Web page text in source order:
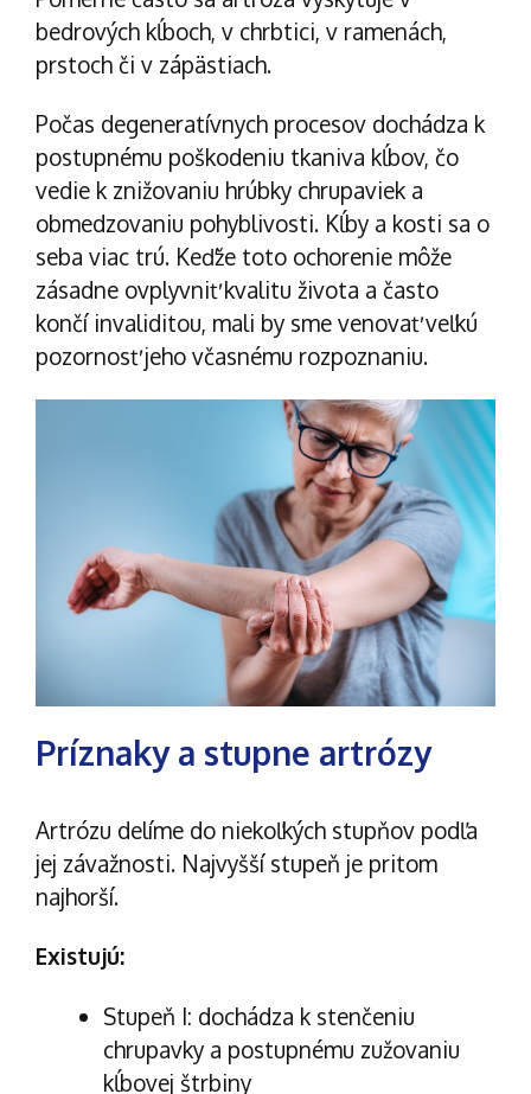
bedrových kĺboch, v chrbtici, v ramenách,
prstoch či v zápästiach.
Počas degeneratívnych procesov dochádza k
postupnému poškodeniu tkaniva kĺbov, čo
vedie k znižovaniu hrúbky chrupaviek a
obmedzovaniu pohyblivosti. Kĺby a kosti sa o
seba viac trú. Keďže toto ochorenie môže
zásadne ovplyvniť kvalitu života a často
končí invaliditou, mali by sme venovať veľkú
pozornosť jeho včasnému rozpoznaniu.
Príznaky a stupne artrózy
Artrózu delíme do niekoľkých stupňov podľa
jej závažnosti. Najvyšší stupeň je pritom
najhorší.
Existujú:
Stupeň I: dochádza k stenčeniu
chrupavky a postupnému zužovaniu
kĺbovej štrbiny